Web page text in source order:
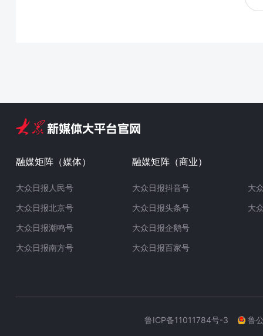
融媒矩阵（媒体）
大众日报人民号
大众日报北京号
大众日报潮鸣号
大众日报南方号
融媒矩阵（商业）
大众日报抖音号
大众日报头条号
大众日报企鹅号
大众日报百家号
大
大
鲁ICP备11011784号-3 鲁